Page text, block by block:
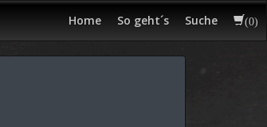
Home So geht´s Suche (0)